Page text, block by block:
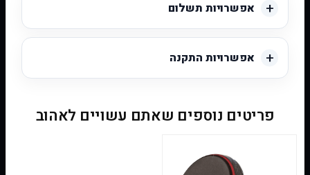
אפשרויות תשלום
אפשרויות התקנה
פריטים נוספים שאתם עשויים לאהוב